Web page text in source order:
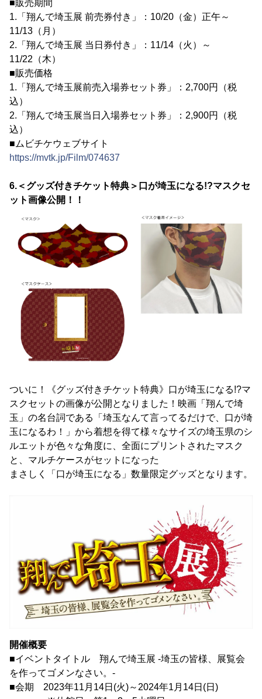
■販売期間
1.「翔んで埼玉展 前売券付き」：10/20（金）正午～
11/13（月）
2.「翔んで埼玉展 当日券付き」：11/14（火）～
11/22（木）
■販売価格
1.「翔んで埼玉展前売入場券セット券」：2,700円（税
込）
2.「翔んで埼玉展当日入場券セット券」：2,900円（税
込）
■ムビチケウェブサイト
https://mvtk.jp/Film/074637
6.＜ グッズ付きチケット特典＞口が埼玉になる!?マスクセ
ット画像公開！！
ついに！《グッズ付きチケット特典》口が埼玉になる!?マ
スクセットの画像が公開となりました！映画「翔んで埼
玉」の名台詞である「埼玉なんて言ってるだけで、口が埼
玉になるわ！」から着想を得て様々なサイズの埼玉県のシ
ルエットが色々な角度に、全面にプリントされたマスク
と、マルチケースがセットになった
まさしく「口が埼玉になる」数量限定グッズとなります。
開催概要
■イベントタイトル 翔んで埼玉展 -埼玉の皆様、展覧会
を作ってゴメンなさい。-
■会期 2023年11月14日(火)～2024年1月14日(日)